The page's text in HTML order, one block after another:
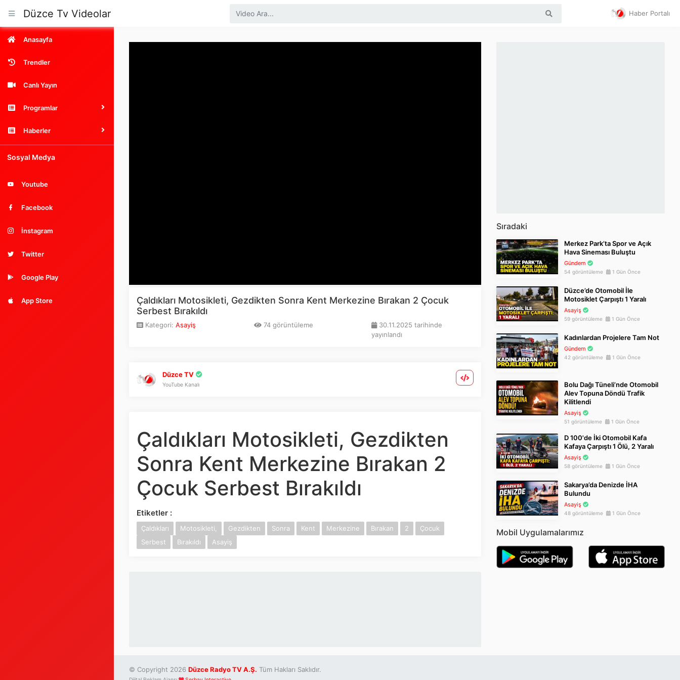
Düzce Tv Videolar Haber Portalı
Anasayfa
Trendler
Canlı Yayın
Programlar
Haberler
Sosyal Medya
Youtube
Facebook
İnstagram
Twitter
Google Play
App Store
Çaldıkları Motosikleti, Gezdikten Sonra Kent Merkezine Bırakan 2 Çocuk
Serbest Bırakıldı
Kategori: Asayiş 74 görüntüleme
30.11.2025 tarihinde
yayınlandı
Düzce TV
YouTube Kanalı
Çaldıkları Motosikleti, Gezdikten
Sonra Kent Merkezine Bırakan 2
Çocuk Serbest Bırakıldı
Etiketler :
Çaldıkları Motosikleti, Gezdikten Sonra Kent Merkezine Bırakan 2
Çocuk
Serbest
Bırakıldı Asayiş
Sıradaki
Merkez Park’ta Spor ve Açık
Hava Sineması Buluştu
Gündem
54 görüntüleme 1 Gün Önce
Düzce’de Otomobil İle
Motosiklet Çarpıştı 1 Yaralı
Asayiş
59 görüntüleme 1 Gün Önce
Kadınlardan Projelere Tam Not
Gündem
42 görüntüleme 1 Gün Önce
Bolu Dağı Tüneli’nde Otomobil
Alev Topuna Döndü Trafik
Kilitlendi
Asayiş
51 görüntüleme 1 Gün Önce
D 100'de İki Otomobil Kafa
Kafaya Çarpıştı 1 Ölü, 2 Yaralı
Asayiş
58 görüntüleme 1 Gün Önce
Sakarya’da Denizde İHA
Bulundu
Asayiş
48 görüntüleme 1 Gün Önce
Mobil Uygulamalarımız
© Copyright 2026 Düzce Radyo TV A.Ş. Tüm Hakları Saklıdır.